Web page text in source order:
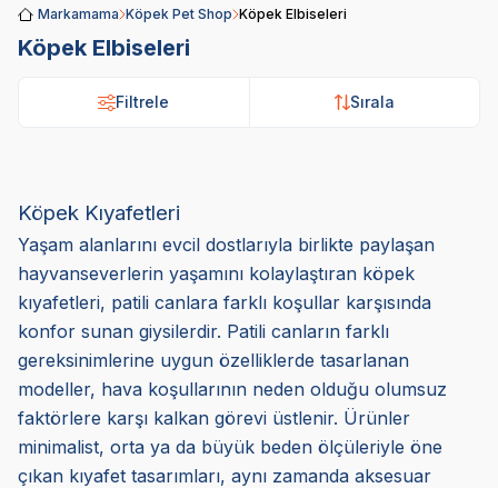
Markamama Köpek Pet Shop Köpek Elbiseleri
Köpek Elbiseleri
Filtrele Sırala
Filtrele Sırala
Köpek Kıyafetleri
Yaşam alanlarını evcil dostlarıyla birlikte paylaşan
hayvanseverlerin yaşamını kolaylaştıran köpek
kıyafetleri, patili canlara farklı koşullar karşısında
konfor sunan giysilerdir. Patili canların farklı
gereksinimlerine uygun özelliklerde tasarlanan
modeller, hava koşullarının neden olduğu olumsuz
faktörlere karşı kalkan görevi üstlenir. Ürünler
minimalist, orta ya da büyük beden ölçüleriyle öne
çıkan kıyafet tasarımları, aynı zamanda aksesuar